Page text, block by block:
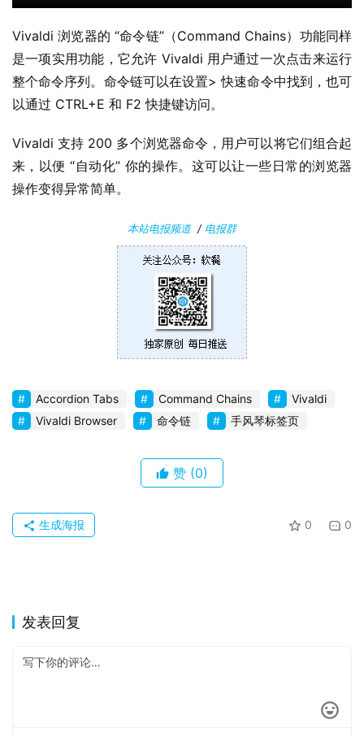
关
于
Vivaldi 浏览器的 “命令链”（Command Chains）功能同样
是一项实用功能，它允许 Vivaldi 用户通过一次点击来运行
整个命令序列。命令链可以在设置> 快速命令中找到，也可
以通过 CTRL+E 和 F2 快捷键访问。
Vivaldi 支持 200 多个浏览器命令，用户可以将它们组合起
来，以便 “自动化” 你的操作。这可以让一些日常的浏览器
操作变得异常简单。
本站电报频道/ 电报群
Accordion Tabs Command Chains
Vivaldi
Vivaldi Browser
命令链 手风琴标签页
赞 (0)
0 0
生成海报
发表回复